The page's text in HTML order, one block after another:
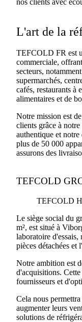
L'art de la
TEFCOLD FR est
commerciale,
secteurs,
supermarchés,
cafés, restaurants à
alimentaires et de
Notre mission est
clients grâce à
authentique et
plus de 50 000
assurons des
TEFCOLD
TEFCOLD
Le siège social du
m², est situé à
laboratoire d'essais,
pièces détachées et
Notre ambition est
d'acquisitions. Cette
fournisseurs et
Cela nous
augmenter leurs
solutions de